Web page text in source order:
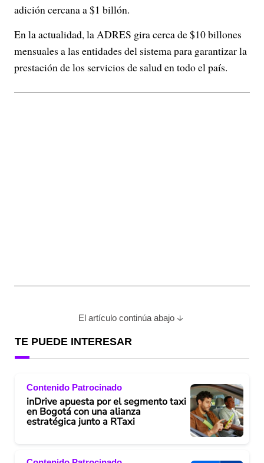
adición cercana a $1 billón.
En la actualidad, la ADRES gira cerca de $10 billones
mensuales a las entidades del sistema para garantizar la
prestación de los servicios de salud en todo el país.
El artículo continúa abajo
TE PUEDE INTERESAR
Contenido Patrocinado
inDrive apuesta por el segmento taxi
en Bogotá con una alianza
estratégica junto a RTaxi